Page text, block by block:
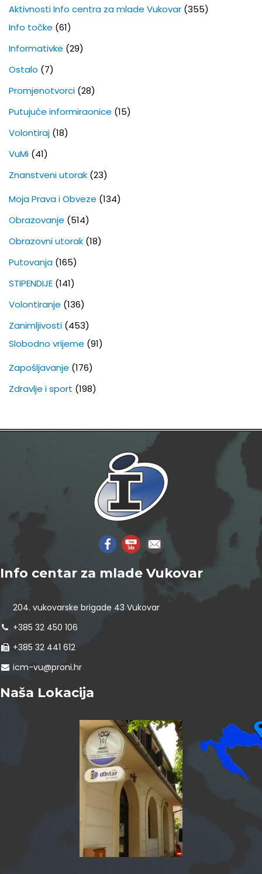
Aktivnosti Info centra za mlade Vukovar (355)
Info točke (61)
Informativke (29)
Ostalo (7)
Promjenotvorci (28)
Putujuće informiraonice (15)
Volontiraj (18)
VuMi (41)
Znanstveni utorak (23)
Moja Prava i Obveze (134)
Obrazovanje (514)
Obrazovni utorak (18)
Putovanja (165)
STIPENDIJE (141)
Volontiranje (136)
Zanimljivosti (453)
Slobodno vrijeme (91)
Zapošljavanje (176)
Zdravlje i sport (198)
Info centar za mlade Vukovar
204. vukovarske brigade 43 Vukovar
+385 32 450 106
+385 32 441 612
icm-vu@proni.hr
Naša Lokacija